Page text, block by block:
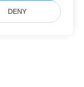
DENY